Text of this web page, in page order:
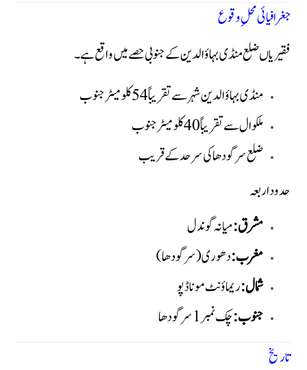
جغرافیائی محلِ وقوع
فقیریاں ضلع منڈی بہاؤالدین کے جنوبی حصے میں واقع ہے۔
منڈی بہاؤالدین شہر سے تقریباً 54 کلومیٹر جنوب
ملکوال سے تقریباً 40 کلومیٹر جنوب
ضلع سرگودھا کی سرحد کے قریب
حدود اربعہ
مشرق:میانہ گوندل
مغرب:دھوری (سرگودھا)
شمال:ریماؤنٹ مونا ڈپو
جنوب:چک نمبر 1 سرگودھا
تاریخ